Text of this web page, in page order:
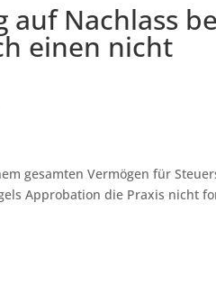
auf Nachlass
einen nicht
gesamten Vermögen für
Approbation die Praxis nicht